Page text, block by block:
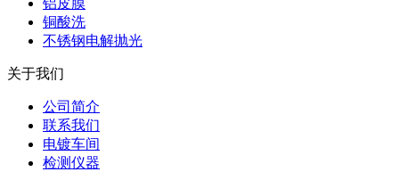
铝皮膜
铜酸洗
不锈钢电解抛光
关于我们
公司简介
联系我们
电镀车间
检测仪器